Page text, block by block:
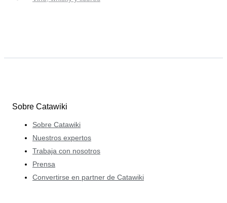
Sobre Catawiki
Sobre Catawiki
Nuestros expertos
Trabaja con nosotros
Prensa
Convertirse en partner de Catawiki